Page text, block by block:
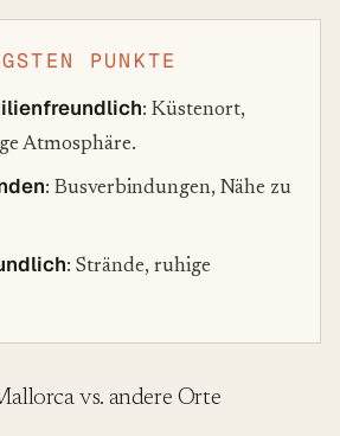
PUNKTE
: Küstenort,
Atmosphäre.
: Busverbindungen, Nähe zu
: Strände, ruhige
vs. andere Orte